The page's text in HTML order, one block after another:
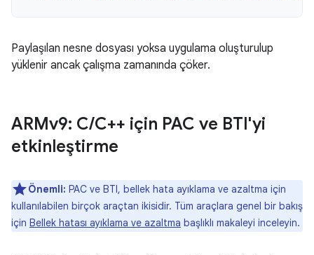
Paylaşılan nesne dosyası yoksa uygulama oluşturulup
yüklenir ancak çalışma zamanında çöker.
ARMv9: C/C++ için PAC ve BTI'yi
etkinleştirme
Önemli: PAC ve BTI, bellek hata ayıklama ve azaltma için
kullanılabilen birçok araçtan ikisidir. Tüm araçlara genel bir bakış
için Bellek hatası ayıklama ve azaltma başlıklı makaleyi inceleyin.